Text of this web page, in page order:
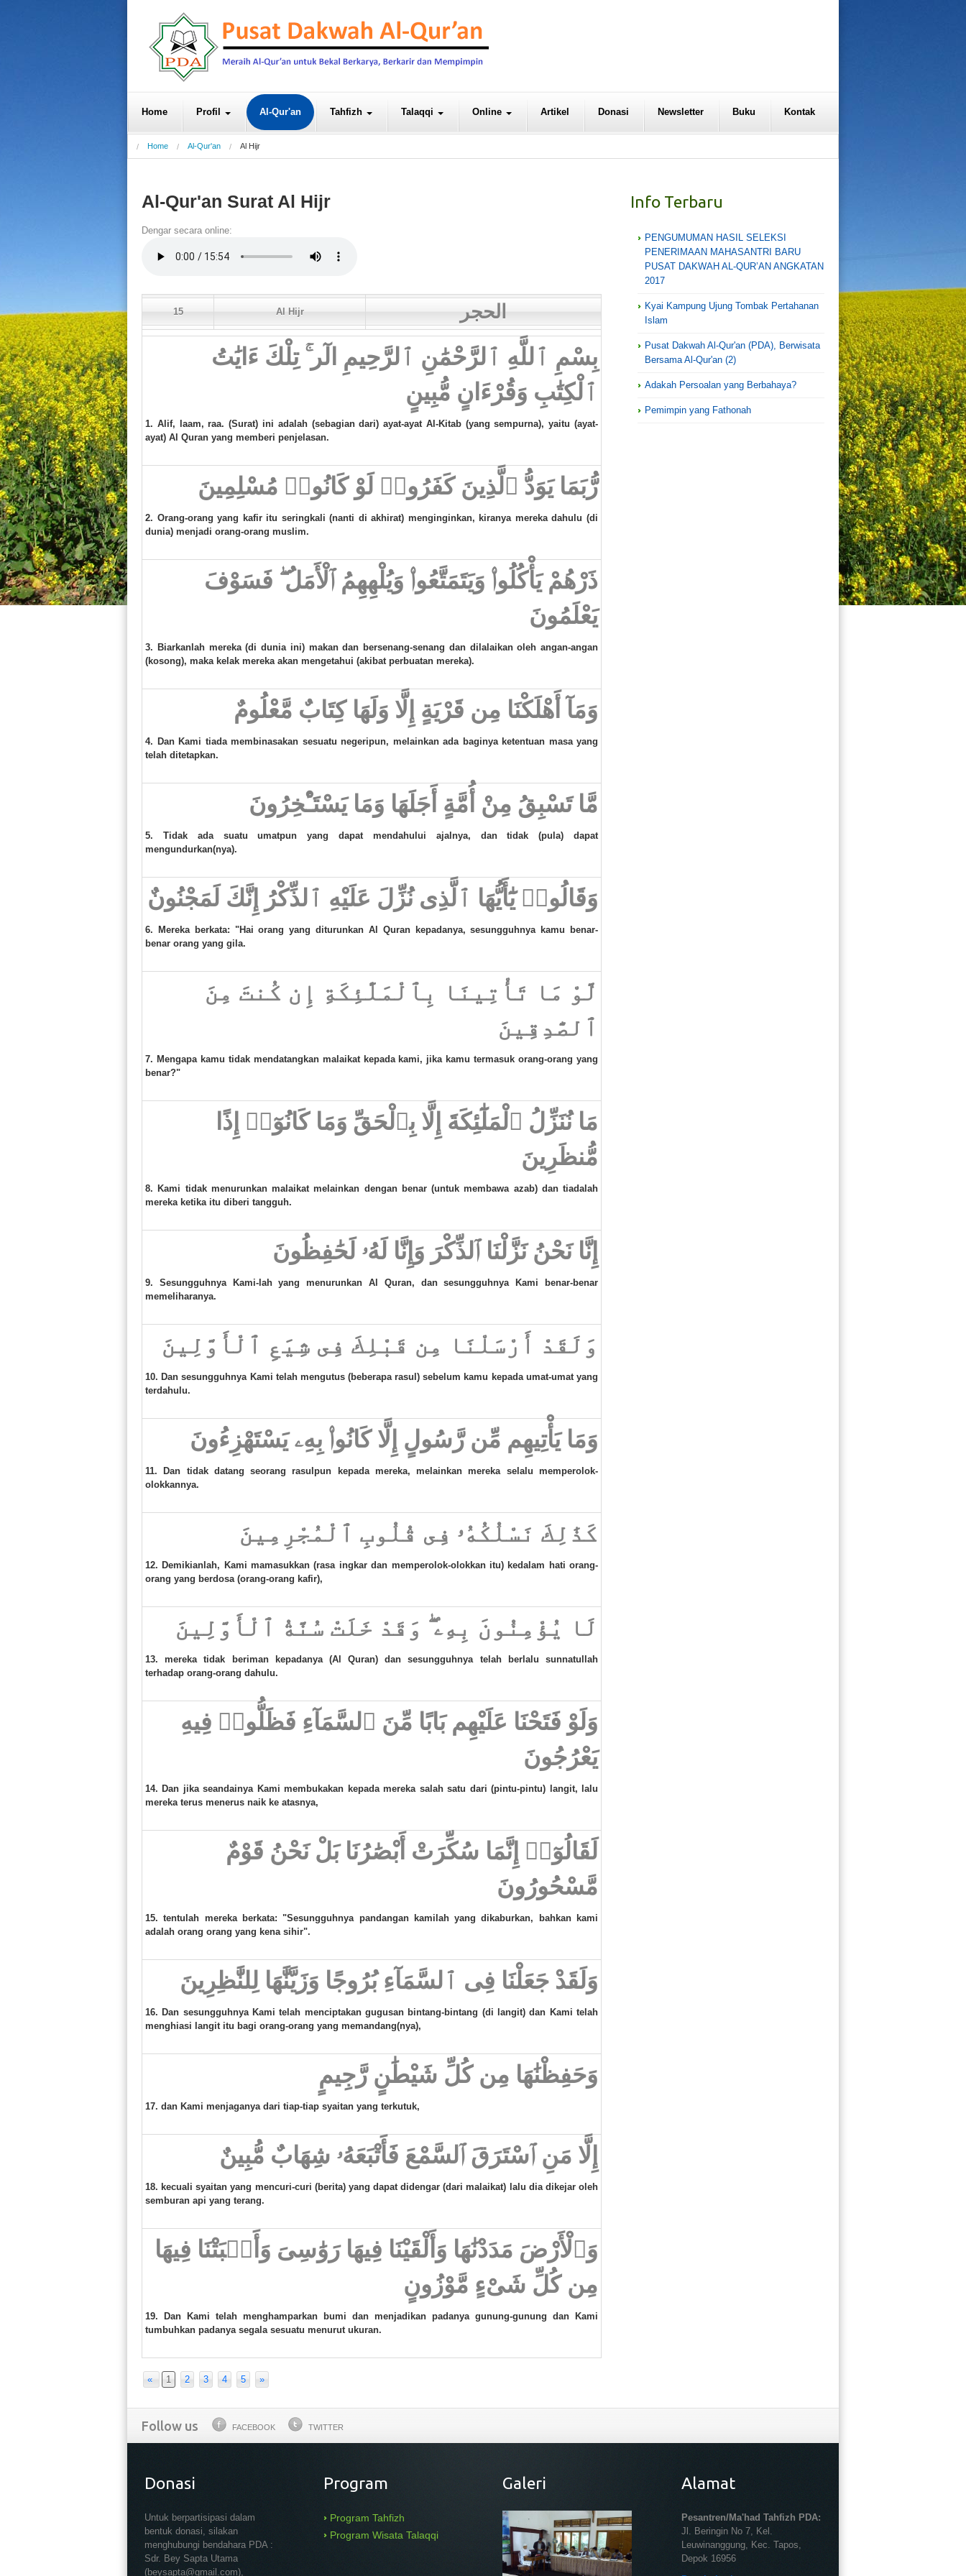
Home Profil Al-Qur'an Tahfizh Talaqqi Online Artikel Donasi Newsletter Buku Kontak
Home Al-Qur'an Al Hijr
Al-Qur'an Surat Al Hijr
Dengar secara online:
15 Al Hijr الحجر
بِسْمِ ٱللَّهِ ٱلرَّحْمَٰنِ ٱلرَّحِيمِ الٓر ۚ تِلْكَ ءَايَٰتُ
ٱلْكِتَٰبِ وَقُرْءَانٍ مُّبِينٍ
1. Alif, laam, raa. (Surat) ini adalah (sebagian dari) ayat-ayat Al-Kitab (yang sempurna), yaitu (ayat-
ayat) Al Quran yang memberi penjelasan.
رُّبَمَا يَوَدُّ ٱلَّذِينَ كَفَرُوا۟ لَوْ كَانُوا۟ مُسْلِمِينَ
2. Orang-orang yang kafir itu seringkali (nanti di akhirat) menginginkan, kiranya mereka dahulu (di
dunia) menjadi orang-orang muslim.
ذَرْهُمْ يَأْكُلُوا۟ وَيَتَمَتَّعُوا۟ وَيُلْهِهِمُ ٱلْأَمَلُ ۖ فَسَوْفَ
يَعْلَمُونَ
3. Biarkanlah mereka (di dunia ini) makan dan bersenang-senang dan dilalaikan oleh angan-angan
(kosong), maka kelak mereka akan mengetahui (akibat perbuatan mereka).
وَمَآ أَهْلَكْنَا مِن قَرْيَةٍ إِلَّا وَلَهَا كِتَابٌ مَّعْلُومٌ
4. Dan Kami tiada membinasakan sesuatu negeripun, melainkan ada baginya ketentuan masa yang
telah ditetapkan.
مَّا تَسْبِقُ مِنْ أُمَّةٍ أَجَلَهَا وَمَا يَسْتَـْٔخِرُونَ
5. Tidak ada suatu umatpun yang dapat mendahului ajalnya, dan tidak (pula) dapat
mengundurkan(nya).
وَقَالُوا۟ يَٰٓأَيُّهَا ٱلَّذِى نُزِّلَ عَلَيْهِ ٱلذِّكْرُ إِنَّكَ لَمَجْنُونٌ
6. Mereka berkata: "Hai orang yang diturunkan Al Quran kepadanya, sesungguhnya kamu benar-
benar orang yang gila.
لَّوْ مَا تَأْتِينَا بِٱلْمَلَٰٓئِكَةِ إِن كُنتَ مِنَ
ٱلصَّٰدِقِينَ
7. Mengapa kamu tidak mendatangkan malaikat kepada kami, jika kamu termasuk orang-orang yang
benar?"
مَا نُنَزِّلُ ٱلْمَلَٰٓئِكَةَ إِلَّا بِٱلْحَقِّ وَمَا كَانُوٓا۟ إِذًا
مُّنظَرِينَ
8. Kami tidak menurunkan malaikat melainkan dengan benar (untuk membawa azab) dan tiadalah
mereka ketika itu diberi tangguh.
إِنَّا نَحْنُ نَزَّلْنَا ٱلذِّكْرَ وَإِنَّا لَهُۥ لَحَٰفِظُونَ
9. Sesungguhnya Kami-lah yang menurunkan Al Quran, dan sesungguhnya Kami benar-benar
memeliharanya.
وَلَقَدْ أَرْسَلْنَا مِن قَبْلِكَ فِى شِيَعِ ٱلْأَوَّلِينَ
10. Dan sesungguhnya Kami telah mengutus (beberapa rasul) sebelum kamu kepada umat-umat yang
terdahulu.
وَمَا يَأْتِيهِم مِّن رَّسُولٍ إِلَّا كَانُوا۟ بِهِۦ يَسْتَهْزِءُونَ
11. Dan tidak datang seorang rasulpun kepada mereka, melainkan mereka selalu memperolok-
olokkannya.
كَذَٰلِكَ نَسْلُكُهُۥ فِى قُلُوبِ ٱلْمُجْرِمِينَ
12. Demikianlah, Kami mamasukkan (rasa ingkar dan memperolok-olokkan itu) kedalam hati orang-
orang yang berdosa (orang-orang kafir),
لَا يُؤْمِنُونَ بِهِۦ ۖ وَقَدْ خَلَتْ سُنَّةُ ٱلْأَوَّلِينَ
13. mereka tidak beriman kepadanya (Al Quran) dan sesungguhnya telah berlalu sunnatullah
terhadap orang-orang dahulu.
وَلَوْ فَتَحْنَا عَلَيْهِم بَابًا مِّنَ ٱلسَّمَآءِ فَظَلُّوا۟ فِيهِ
يَعْرُجُونَ
14. Dan jika seandainya Kami membukakan kepada mereka salah satu dari (pintu-pintu) langit, lalu
mereka terus menerus naik ke atasnya,
لَقَالُوٓا۟ إِنَّمَا سُكِّرَتْ أَبْصَٰرُنَا بَلْ نَحْنُ قَوْمٌ
مَّسْحُورُونَ
15. tentulah mereka berkata: "Sesungguhnya pandangan kamilah yang dikaburkan, bahkan kami
adalah orang orang yang kena sihir".
وَلَقَدْ جَعَلْنَا فِى ٱلسَّمَآءِ بُرُوجًا وَزَيَّنَّٰهَا لِلنَّٰظِرِينَ
16. Dan sesungguhnya Kami telah menciptakan gugusan bintang-bintang (di langit) dan Kami telah
menghiasi langit itu bagi orang-orang yang memandang(nya),
وَحَفِظْنَٰهَا مِن كُلِّ شَيْطَٰنٍ رَّجِيمٍ
17. dan Kami menjaganya dari tiap-tiap syaitan yang terkutuk,
إِلَّا مَنِ ٱسْتَرَقَ ٱلسَّمْعَ فَأَتْبَعَهُۥ شِهَابٌ مُّبِينٌ
18. kecuali syaitan yang mencuri-curi (berita) yang dapat didengar (dari malaikat) lalu dia dikejar oleh
semburan api yang terang.
وَٱلْأَرْضَ مَدَدْنَٰهَا وَأَلْقَيْنَا فِيهَا رَوَٰسِىَ وَأَنۢبَتْنَا فِيهَا
مِن كُلِّ شَىْءٍ مَّوْزُونٍ
19. Dan Kami telah menghamparkan bumi dan menjadikan padanya gunung-gunung dan Kami
tumbuhkan padanya segala sesuatu menurut ukuran.
« 1 2 3 4 5 »
Info Terbaru
PENGUMUMAN HASIL SELEKSI
PENERIMAAN MAHASANTRI BARU
PUSAT DAKWAH AL-QUR’AN ANGKATAN
2017
Kyai Kampung Ujung Tombak Pertahanan
Islam
Pusat Dakwah Al-Qur'an (PDA), Berwisata
Bersama Al-Qur'an (2)
Adakah Persoalan yang Berbahaya?
Pemimpin yang Fathonah
Follow us FACEBOOK TWITTER
Donasi
Untuk berpartisipasi dalam
bentuk donasi, silakan
menghubungi bendahara PDA :
Sdr. Bey Sapta Utama
(beysapta@gmail.com),
Program
Program Tahfizh
Program Wisata Talaqqi
Galeri Alamat
Pesantren/Ma'had Tahfizh PDA:
Jl. Beringin No 7, Kel.
Leuwinanggung, Kec. Tapos,
Depok 16956